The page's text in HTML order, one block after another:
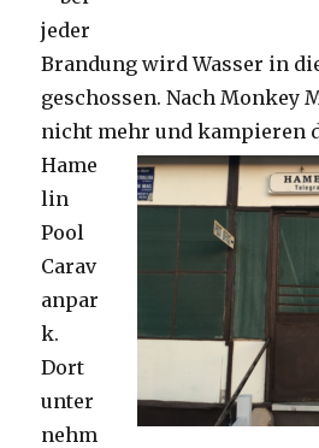
jeder
Brandung wird Wasser in
geschossen. Nach Monkey
nicht mehr und kampieren
Hame
lin
Pool
Carav
anpar
k.
Dort
unter
nehm